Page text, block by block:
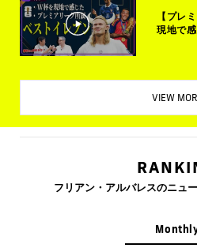
【プレ
現地で
VIEW
フリアン・アルバレスのニュ